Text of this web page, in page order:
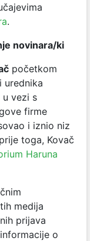
.
novinara/ki
početkom
urednika
u vezi s
firme
i iznio niz
toga, Kovač
Haruna
medija
prijava
o